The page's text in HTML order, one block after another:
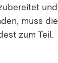
und
muss die
zum Teil.